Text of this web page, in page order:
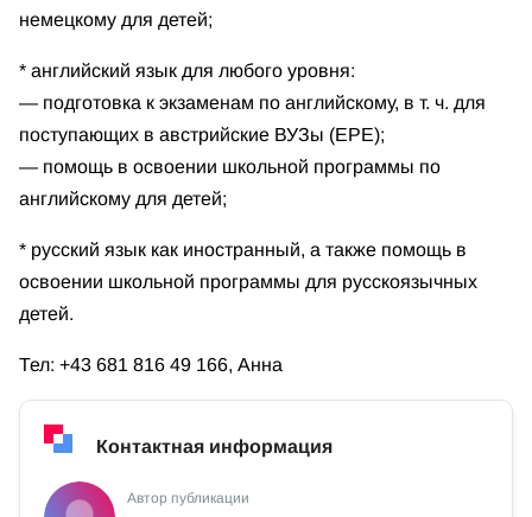
немецкому для детей;
* английский язык для любого уровня:
— подготовка к экзаменам по английскому, в т. ч. для
поступающих в австрийские ВУЗы (EPE);
— помощь в освоении школьной программы по
английскому для детей;
* русский язык как иностранный, а также помощь в
освоении школьной программы для русскоязычных
детей.
Тел: +43 681 816 49 166, Анна
Контактная информация
Автор публикации